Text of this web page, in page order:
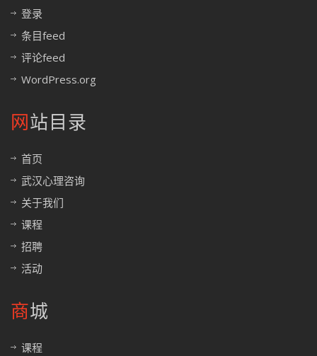
登录
条目feed
评论feed
WordPress.org
网站目录
首页
武汉心理咨询
关于我们
课程
招聘
活动
商城
课程